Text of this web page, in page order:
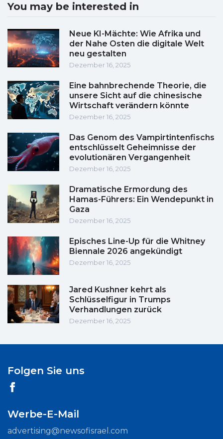
You may be interested in
Neue KI-Mächte: Wie Afrika und
der Nahe Osten die digitale Welt
neu gestalten
Dezember 16, 2025
Eine bahnbrechende Theorie, die
unsere Sicht auf die chinesische
Wirtschaft verändern könnte
Dezember 16, 2025
Das Genom des Vampirtintenfischs
entschlüsselt Geheimnisse der
evolutionären Vergangenheit
Dezember 16, 2025
Dramatische Ermordung des
Hamas-Führers: Ein Wendepunkt in
Gaza
Dezember 16, 2025
Episches Line-Up für die Whitney
Biennale 2026 angekündigt
Dezember 16, 2025
Jared Kushner kehrt als
Schlüsselfigur in Trumps
Verhandlungen zurück
Dezember 16, 2025
Folgen Sie uns
Werbe-E-Mail
advertising@newsofisrael.com